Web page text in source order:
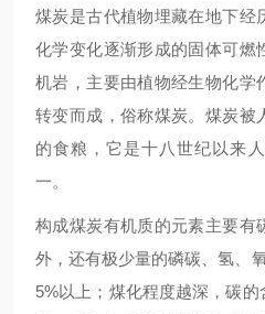
煤炭是古代植物埋藏在地下经
化学变化逐渐形成的固体可燃
机岩，主要由植物经生物化学
转变而成，俗称煤炭。煤炭被
的食粮，它是十八世纪以来
一。
构成煤炭有机质的元素主要有
外，还有极少量的磷碳、氢、
5%以上；煤化程度越深，碳